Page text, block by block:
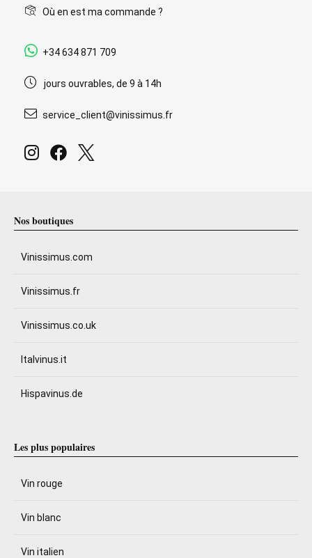
Où en est ma commande ?
+34 634 871 709
jours ouvrables, de 9 à 14h
service_client@vinissimus.fr
Nos boutiques
Vinissimus.com
Vinissimus.fr
Vinissimus.co.uk
Italvinus.it
Hispavinus.de
Les plus populaires
Vin rouge
Vin blanc
Vin italien